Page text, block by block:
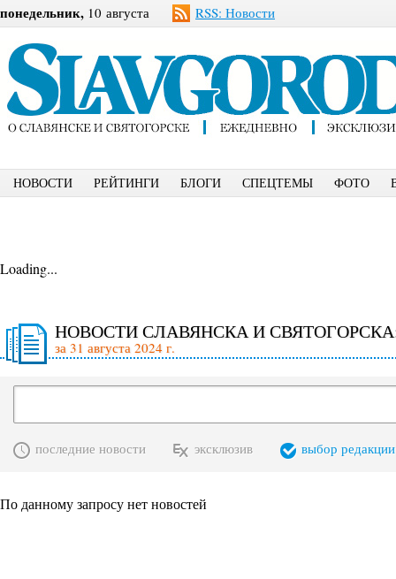
понедельник, 10 августа RSS: Новости
НОВОСТИ РЕЙТИНГИ БЛОГИ СПЕЦТЕМЫ ФОТО
Loading...
НОВОСТИ СЛАВЯНСКА И
за 31 августа 2024 г.
последние новости эксклюзив выбор редакции
По данному запросу нет новостей